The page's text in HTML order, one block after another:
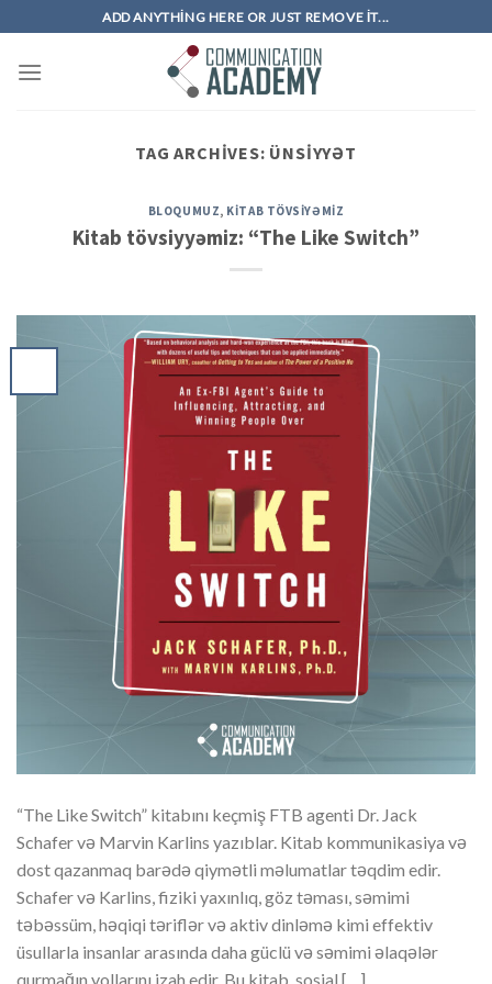
to
content
ADD ANYTHING HERE OR JUST REMOVE IT...
TAG ARCHIVES: ÜNSIYYƏT
BLOQUMUZ, KITAB TÖVSIYƏMIZ
Kitab tövsiyyəmiz: “The Like Switch”
“The Like Switch” kitabını keçmiş FTB agenti Dr. Jack
Schafer və Marvin Karlins yazıblar. Kitab kommunikasiya və
dost qazanmaq barədə qiymətli məlumatlar təqdim edir.
Schafer və Karlins, fiziki yaxınlıq, göz təması, səmimi
təbəssüm, həqiqi təriflər və aktiv dinləmə kimi effektiv
üsullarla insanlar arasında daha güclü və səmimi əlaqələr
qurmağın yollarını izah edir. Bu kitab, sosial […]